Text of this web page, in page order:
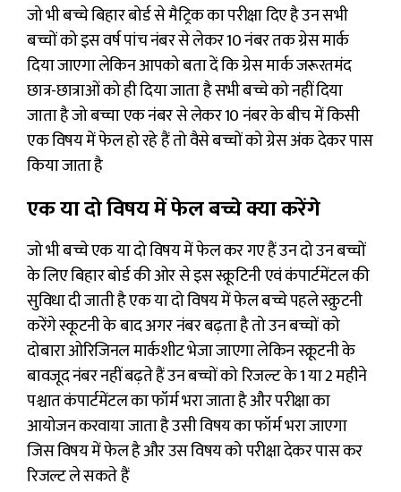
जो भी बच्चे बिहार बोर्ड से मैट्रिक का परीक्षा दिए है उन सभी
बच्चों को इस वर्ष पांच नंबर से लेकर 10 नंबर तक ग्रेस मार्क
दिया जाएगा लेकिन आपको बता दें कि ग्रेस मार्क जरूरतमंद
छात्र-छात्राओं को ही दिया जाता है सभी बच्चे को नहीं दिया
जाता है जो बच्चा एक नंबर से लेकर 10 नंबर के बीच में किसी
एक विषय में फेल हो रहे हैं तो वैसे बच्चों को ग्रेस अंक देकर पास
किया जाता है
एक या दो विषय में फेल बच्चे क्या करेंगे
जो भी बच्चे एक या दो विषय में फेल कर गए हैं उन दो उन बच्चों
के लिए बिहार बोर्ड की ओर से इस स्क्रूटिनी एवं कंपार्टमेंटल की
सुविधा दी जाती है एक या दो विषय में फेल बच्चे पहले स्क्रुटनी
करेंगे स्कूटनी के बाद अगर नंबर बढ़ता है तो उन बच्चों को
दोबारा ओरिजिनल मार्कशीट भेजा जाएगा लेकिन स्क्रूटनी के
बावजूद नंबर नहीं बढ़ते हैं उन बच्चों को रिजल्ट के 1 या 2 महीने
पश्चात कंपार्टमेंटल का फॉर्म भरा जाता है और परीक्षा का
आयोजन करवाया जाता है उसी विषय का फॉर्म भरा जाएगा
जिस विषय में फेल है और उस विषय को परीक्षा देकर पास कर
रिजल्ट ले सकते हैं